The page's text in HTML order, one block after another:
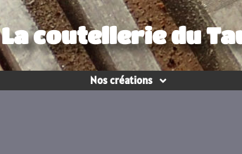
La coutellerie du
Nos créations